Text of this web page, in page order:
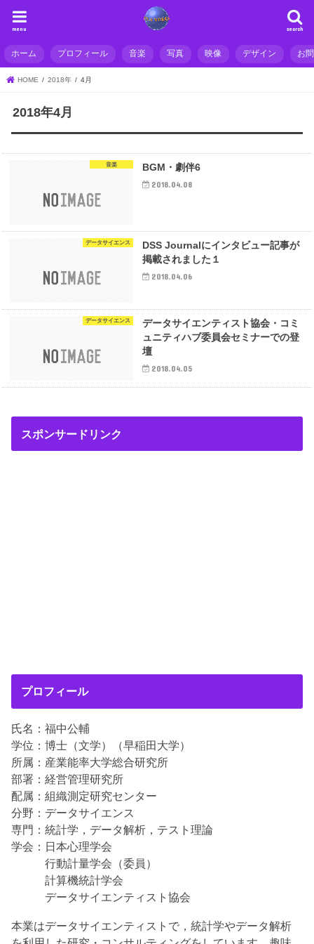
search
menu
ホーム プロフィール 音楽 写真 映像 デザイン お
HOME 2018年 4月
2018年4月
音楽 BGM・劇伴6
2018.04.08
データサイエンス
DSS Journalにインタビュー記事が
掲載されました１
2018.04.06
データサイエンス
データサイエンティスト協会・コミ
ュニティハブ委員会セミナーでの登
壇
2018.04.05
スポンサードリンク
プロフィール
氏名：福中公輔
学位：博士（文学）（早稲田大学）
所属：産業能率大学総合研究所
部署：経営管理研究所
配属：組織測定研究センター
分野：データサイエンス
専門：統計学，データ解析，テスト理論
学会：日本心理学会
行動計量学会（委員）
計算機統計学会
データサイエンティスト協会
本業はデータサイエンティストで，統計学やデータ解析